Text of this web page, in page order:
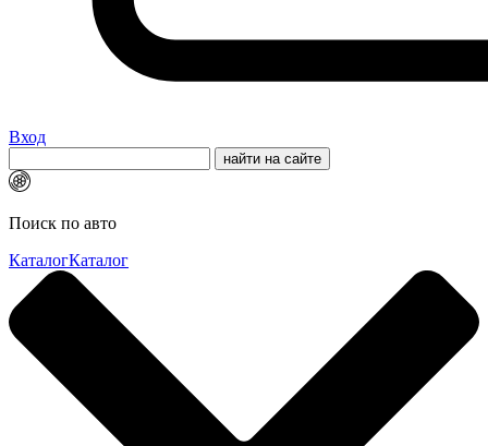
Вход
Поиск по авто
КаталогКаталог